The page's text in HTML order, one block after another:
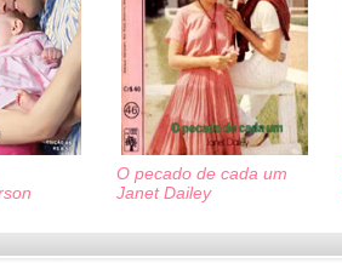
O pecado de cada um
Janet Dailey